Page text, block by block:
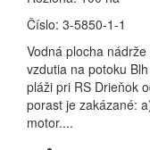
Číslo: 3-5850-1-1
Vodná plocha
vzdutia na potoku
pláži pri RS Drieňok
porast je zakázané:
motor....